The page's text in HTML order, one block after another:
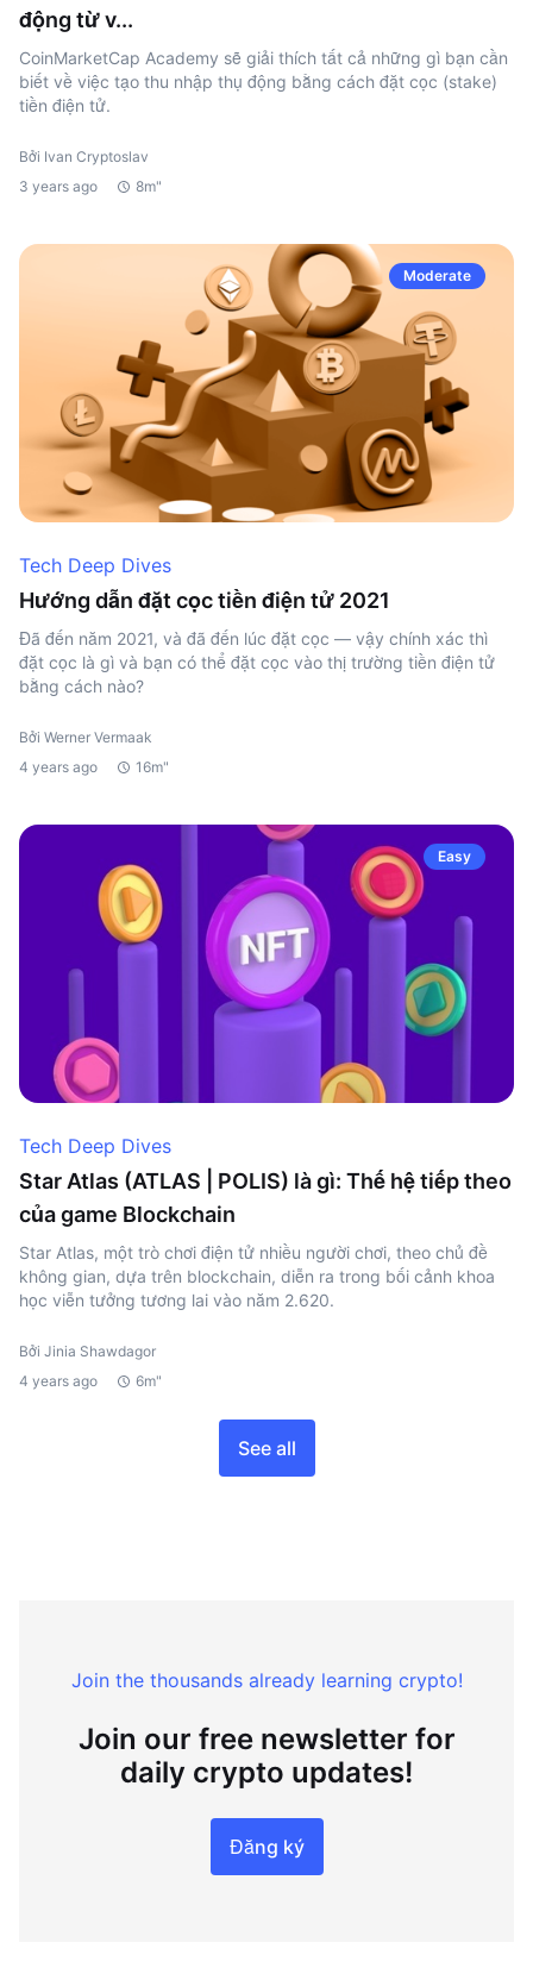
động từ v...
CoinMarketCap Academy sẽ giải thích tất cả những gì bạn cần
biết về việc tạo thu nhập thụ động bằng cách đặt cọc (stake)
tiền điện tử.
Bởi Ivan Cryptoslav
3 years ago
8m"
Moderate
Tech Deep Dives
Hướng dẫn đặt cọc tiền điện tử 2021
Đã đến năm 2021, và đã đến lúc đặt cọc — vậy chính xác thì
đặt cọc là gì và bạn có thể đặt cọc vào thị trường tiền điện tử
bằng cách nào?
Bởi Werner Vermaak
4 years ago
16m"
Easy
Tech Deep Dives
Star Atlas (ATLAS | POLIS) là gì: Thế hệ tiếp theo
của game Blockchain
Star Atlas, một trò chơi điện tử nhiều người chơi, theo chủ đề
không gian, dựa trên blockchain, diễn ra trong bối cảnh khoa
học viễn tưởng tương lai vào năm 2.620.
Bởi Jinia Shawdagor
4 years ago
6m"
See all
Join the thousands already learning crypto!
Join our free newsletter for
daily crypto updates!
Đăng ký